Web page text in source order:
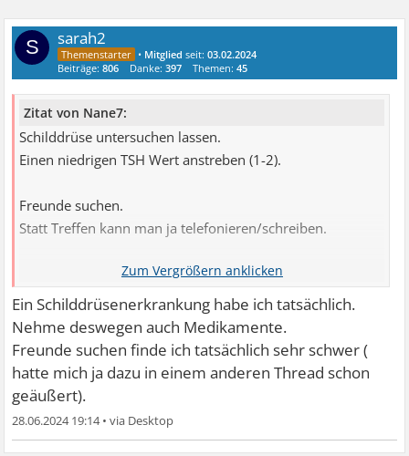
S sarah2
• Mitglied seit:03.02.2024
Beiträge:806 Danke:397 Themen:45
Zitat von Nane7:
Schilddrüse untersuchen lassen.
Einen niedrigen TSH Wert anstreben (1-2).
Freunde suchen.
Statt Treffen kann man ja telefonieren/schreiben.
Sinnlosigkeit: Ein typ. Zeichen von Depressionen.
Es ist eher Freud- und Interessenlosigkeit.
Zufriedene/glückliche Menschen sind sich nicht bewusst,
dass das Leben sinnlos ist.
Es hat höchstens den Sinn, dem Du ihm gibst.
Glücklich/zufrieden sein - ohne anderen zu schaden.
Und wie Du das wirst - es ist höchst individuell.
Ein Schilddrüsenerkrankung habe ich tatsächlich.
Nehme deswegen auch Medikamente.
Freunde suchen finde ich tatsächlich sehr schwer (
hatte mich ja dazu in einem anderen Thread schon
geäußert).
28.06.2024 19:14•